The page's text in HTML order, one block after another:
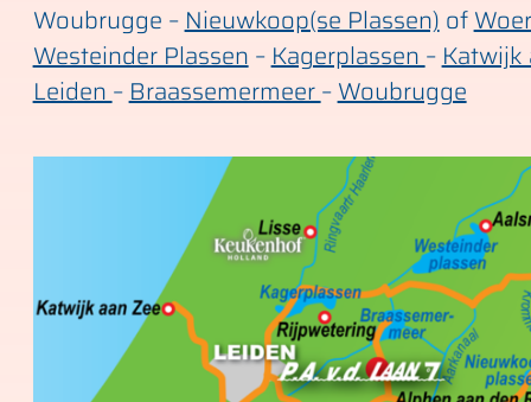
Woubrugge –Nieuwkoop(se Plassen)of
Westeinder Plassen–Kagerplassen–Katwijk
Leiden–Braassemermeer–Woubrugge